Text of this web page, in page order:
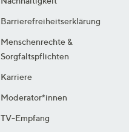
Barrierefreiheitserklärung
Menschenrechte &
Sorgfaltspflichten
Karriere
Moderator*innen
TV-Empfang